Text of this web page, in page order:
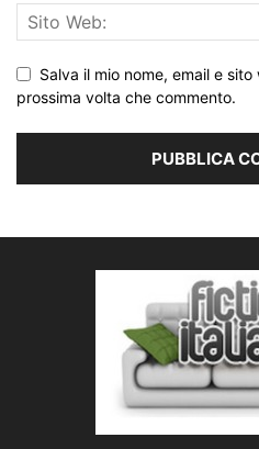
Salva il mio nome, email e
prossima volta che commento.